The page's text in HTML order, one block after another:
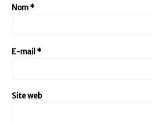
Nom *
E-mail *
Site web